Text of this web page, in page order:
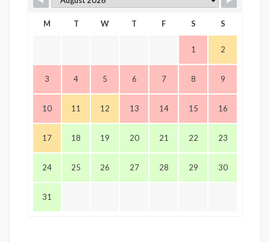
M T W T F S S
1 2
3 4 5 6 7 8 9
10 11 12 13 14 15 16
17 18 19 20 21 22 23
24 25 26 27 28 29 30
31